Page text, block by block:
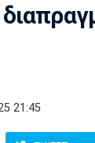
2
Αγώνες
ΑΕΚ
Ατρόμητος
21:45